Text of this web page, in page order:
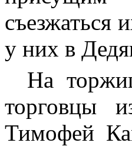
съезжаться
у них в
На
торговцы
Тимофей